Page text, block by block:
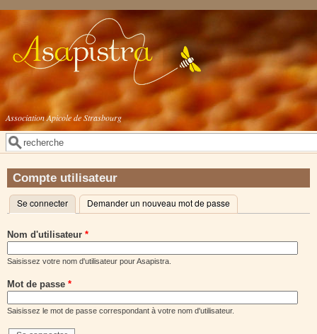
Aller au contenu principal
Association Apicole de Strasbourg
Formulaire de recherche
Rechercher
Compte utilisateur
Onglets principaux
Se connecter (onglet actif)
Demander un nouveau mot de passe
Nom d'utilisateur *
Saisissez votre nom d'utilisateur pour Asapistra.
Mot de passe *
Saisissez le mot de passe correspondant à votre nom d'utilisateur.